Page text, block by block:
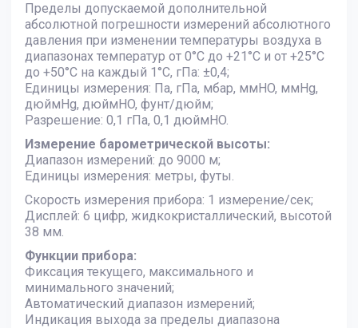
Пределы допускаемой дополнительной
абсолютной погрешности измерений абсолютного
давления при изменении температуры воздуха в
диапазонах температур от 0°С до +21°С и от +25°С
до +50°С на каждый 1°С, гПа: ±0,4;
Единицы измерения: Па, гПа, мбар, ммHO, ммHg,
дюймHg, дюймHO, фунт/дюйм;
Разрешение: 0,1 гПа, 0,1 дюймHO.
Измерение барометрической высоты:
Диапазон измерений: до 9000 м;
Единицы измерения: метры, футы.
Скорость измерения прибора: 1 измерение/сек;
Дисплей: 6 цифр, жидкокристаллический, высотой
38 мм.
Функции прибора:
Фиксация текущего, максимального и
минимального значений;
Автоматический диапазон измерений;
Индикация выхода за пределы диапазона